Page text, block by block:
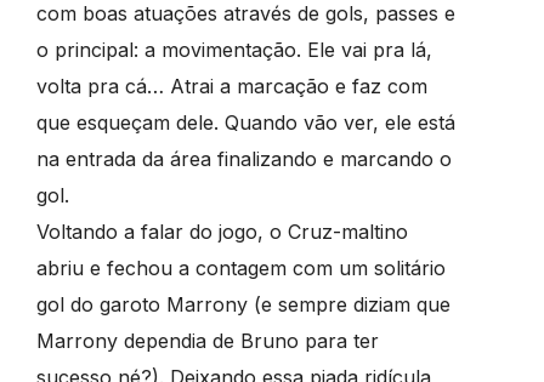
com boas atuações através de gols, passes e
o principal: a movimentação. Ele vai pra lá,
volta pra cá… Atrai a marcação e faz com
que esqueçam dele. Quando vão ver, ele está
na entrada da área finalizando e marcando o
gol.
Voltando a falar do jogo, o Cruz-maltino
abriu e fechou a contagem com um solitário
gol do garoto Marrony (e sempre diziam que
Marrony dependia de Bruno para ter